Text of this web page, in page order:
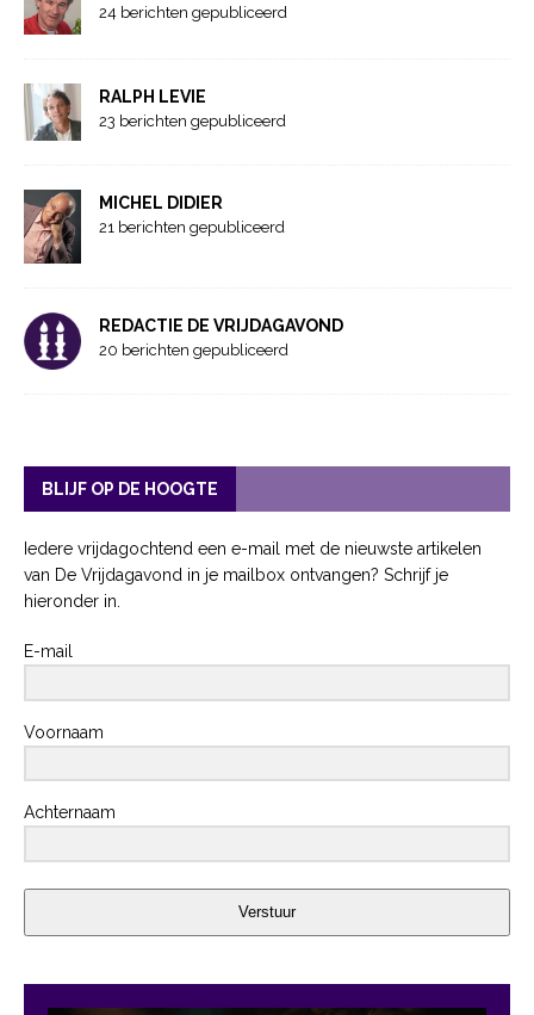
24 berichten gepubliceerd
RALPH LEVIE
23 berichten gepubliceerd
MICHEL DIDIER
21 berichten gepubliceerd
REDACTIE DE VRIJDAGAVOND
20 berichten gepubliceerd
BLIJF OP DE HOOGTE
Iedere vrijdagochtend een e-mail met de nieuwste artikelen
van De Vrijdagavond in je mailbox ontvangen? Schrijf je
hieronder in.
E-mail
Voornaam
Achternaam
Verstuur